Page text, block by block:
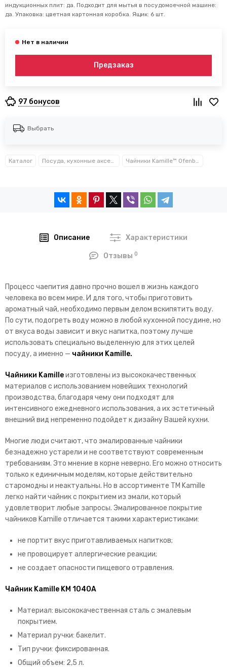
индукционных плит: да. Подходит для мытья в посудомоечной машине:
да. Упаковка: цветная картонная коробка. Ящик: 6 шт.
Предзаказ
97 бонусов
Выбрать
Каталог Посуда, кухонные аксессуары и принадлежности TM Kamille TM Ofenbach Чайники Kamille™ Ofenbach™
Описание Характеристики
Отзывы0
Процесс чаепития давно прочно вошел в жизнь каждого
человека во всем мире. И для того, чтобы приготовить
ароматный чай, необходимо первым делом вскипятить воду.
По сути, подогреть воду можно в любой кухонной посудине, но
от вкуса воды зависит и вкус напитка, поэтому лучше
использовать специально выделенную для этих целей
посуду, а именно — чайники Kamille.
Чайники Kamilleизготовлены из высококачественных
материалов с использованием новейших технологий
производства, благодаря чему они подходят для
интенсивного ежедневного использования, а их эстетичный
внешний вид непременно подойдет к дизайну Вашей кухни.
Многие люди считают, что эмалированные чайники
безнадежно устарели и не соответствуют современным
требованиям. Это мнение в корне неверно. Его можно относить
только к единичным моделям, которые действительно
старомодны и неактуальны. Но в ассортименте TM Kamille
легко найти чайник с покрытием из эмали, который
удовлетворит любые запросы. Эмалированное покрытие
чайников Kamille отличается такими характеристиками:
не портит вкус приготавливаемых напитков;
не провоцирует аллергические реакции;
не создает опасности пищевого отравления.
Чайник Kamille KM 1040A
Материал: высококачественная сталь с эмалевым
покрытием.
Материал ручки: бакелит.
Тип ручки: фиксированная.
Общий объем: 2,5 л.